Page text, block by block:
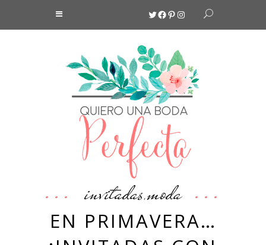
Twitter
Facebook
Pinterest
Instagram
invitadas,moda
EN PRIMAVERA…